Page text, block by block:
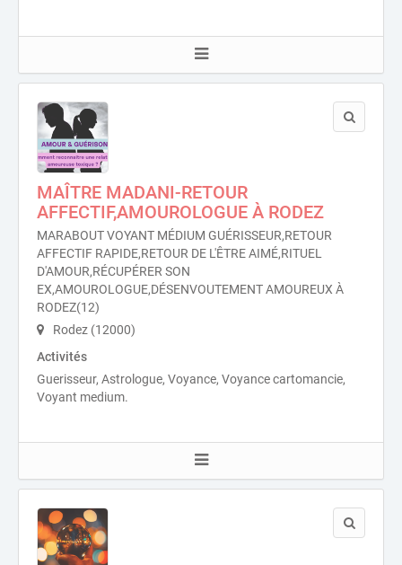
MAÎTRE MADANI-RETOUR
AFFECTIF,AMOUROLOGUE À RODEZ
MARABOUT VOYANT MÉDIUM GUÉRISSEUR,RETOUR
AFFECTIF RAPIDE,RETOUR DE L'ÊTRE AIMÉ,RITUEL
D'AMOUR,RÉCUPÉRER SON
EX,AMOUROLOGUE,DÉSENVOUTEMENT AMOUREUX À
RODEZ(12)
Rodez (12000)
Activités
Guerisseur, Astrologue, Voyance, Voyance cartomancie,
Voyant medium.